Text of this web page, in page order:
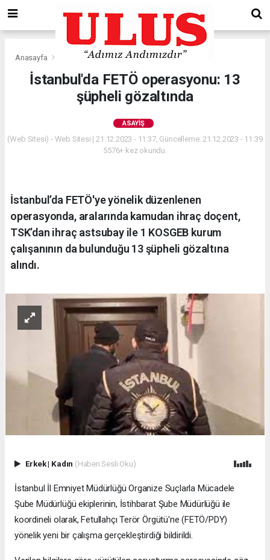
Anasayfa
İstanbul'da FETÖ operasyonu: 13
şüpheli gözaltında
ASAYIŞ
(Web Sitesi) - Web Sitesi | 21.12.2023 - 11:37, Güncelleme: 21.12.2023 - 11:39
5576+ kez okundu.
İstanbul’da FETÖ'ye yönelik düzenlenen
operasyonda, aralarında kamudan ihraç doçent,
TSK’dan ihraç astsubay ile 1 KOSGEB kurum
çalışanının da bulunduğu 13 şüpheli gözaltına
alındı.
Erkek| Kadın (Haberi Sesli Oku)
İstanbul İl Emniyet Müdürlüğü Organize Suçlarla Mücadele
Şube Müdürlüğü ekiplerinin, İstihbarat Şube Müdürlüğü ile
koordineli olarak, Fetullahçı Terör Örgütü'ne (FETÖ/PDY)
yönelik yeni bir çalışma gerçekleştirdiği bildirildi.